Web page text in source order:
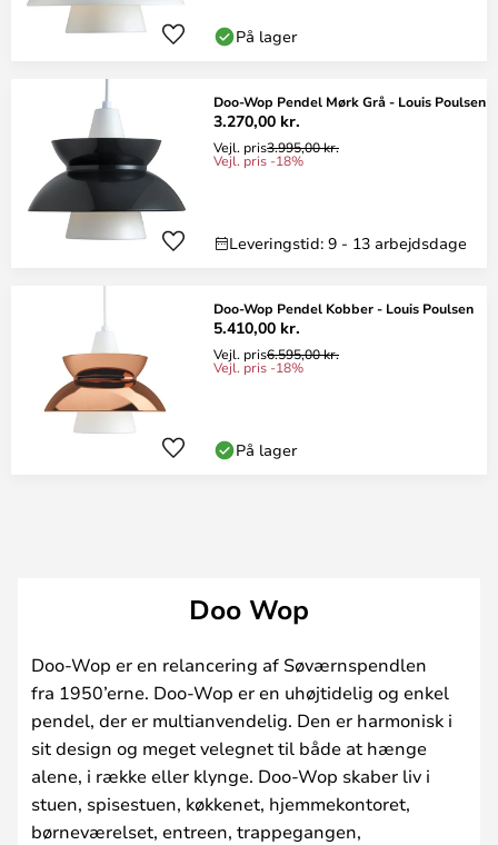
På lager
Doo-Wop Pendel Mørk Grå - Louis Poulsen
3.270,00 kr.
Vejl. pris3.995,00 kr.
Vejl. pris -18%
Leveringstid: 9 - 13 arbejdsdage
Doo-Wop Pendel Kobber - Louis Poulsen
5.410,00 kr.
Vejl. pris6.595,00 kr.
Vejl. pris -18%
På lager
Doo Wop
Doo-Wop er en relancering af Søværnspendlen
fra 1950’erne. Doo-Wop er en uhøjtidelig og enkel
pendel, der er multianvendelig. Den er harmonisk i
sit design og meget velegnet til både at hænge
alene, i række eller klynge. Doo-Wop skaber liv i
stuen, spisestuen, køkkenet, hjemmekontoret,
børneværelset, entreen, trappegangen,